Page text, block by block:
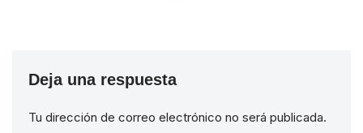
Deja una respuesta
Tu dirección de correo electrónico no será publicada.